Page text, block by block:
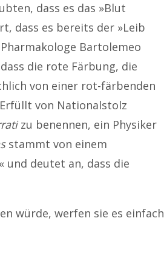
dass es das »Blut
dass es bereits der »Leib
Bartolemeo
die rote Färbung, die
von einer rot-färbenden
von Nationalstolz
zu benennen, ein Physiker
stammt von einem
und deutet an, dass die
würde, werfen sie es einfach